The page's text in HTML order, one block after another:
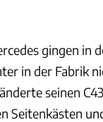
gingen in
in der Fabrik
seinen
Seitenkästen